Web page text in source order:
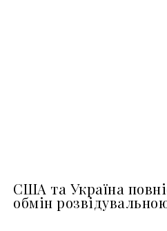
США та Україна
обмін